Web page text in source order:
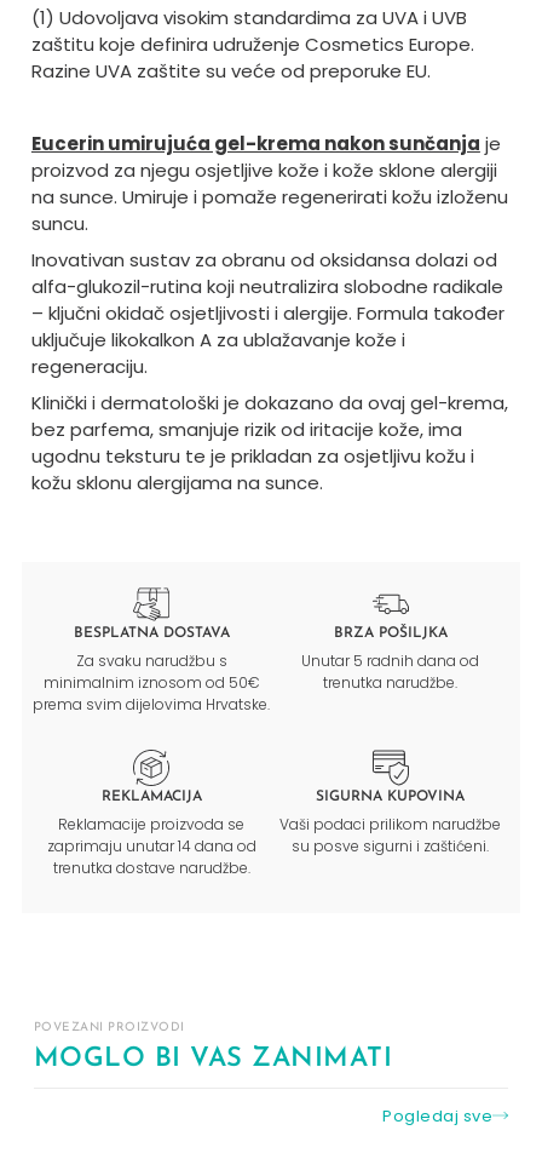
(1) Udovoljava visokim standardima za UVA i UVB
zaštitu koje definira udruženje Cosmetics Europe.
Razine UVA zaštite su veće od preporuke EU.
Eucerin umirujuća gel-krema nakon sunčanja je
proizvod za njegu osjetljive kože i kože sklone alergiji
na sunce. Umiruje i pomaže regenerirati kožu izloženu
suncu.
Inovativan sustav za obranu od oksidansa dolazi od
alfa-glukozil-rutina koji neutralizira slobodne radikale
– ključni okidač osjetljivosti i alergije. Formula također
uključuje likokalkon A za ublažavanje kože i
regeneraciju.
Klinički i dermatološki je dokazano da ovaj gel-krema,
bez parfema, smanjuje rizik od iritacije kože, ima
ugodnu teksturu te je prikladan za osjetljivu kožu i
kožu sklonu alergijama na sunce.
BESPLATNA DOSTAVA
Za svaku narudžbu s
minimalnim iznosom od 50€
prema svim dijelovima Hrvatske.
BRZA POŠILJKA
Unutar 5 radnih dana od
trenutka narudžbe.
REKLAMACIJA
Reklamacije proizvoda se
zaprimaju unutar 14 dana od
trenutka dostave narudžbe.
SIGURNA KUPOVINA
Vaši podaci prilikom narudžbe
su posve sigurni i zaštićeni.
POVEZANI PROIZVODI
MOGLO BI VAS ZANIMATI
Pogledaj sve